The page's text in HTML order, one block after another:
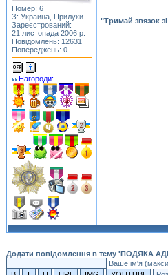
Номер: 6
З: Украина, Прилуки
Зареєстрований:
21 листопада 2006 р.
Повідомлень: 12631
Попереджень: 0
Нагороди:
"Тримай звязок
Додати повідомлення в тему 'ПОДЯКА
Ваше ім'я